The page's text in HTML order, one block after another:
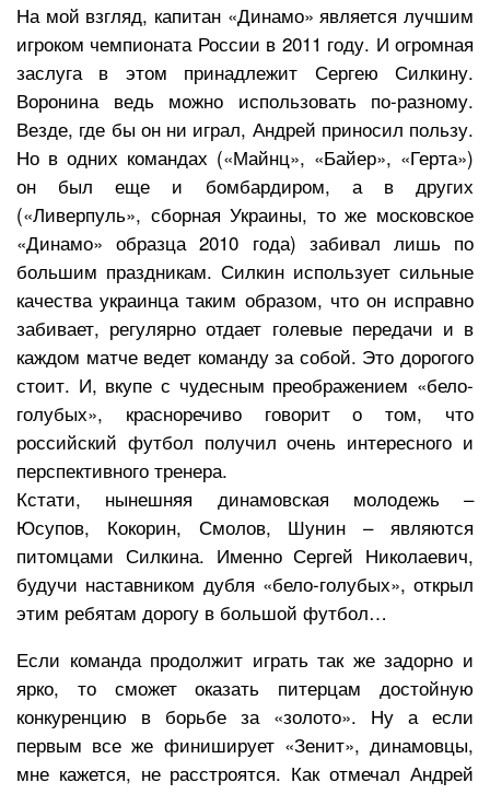
На мой взгляд, капитан «Динамо» является лучшим
игроком чемпионата России в 2011 году. И огромная
заслуга в этом принадлежит Сергею Силкину.
Воронина ведь можно использовать по-разному.
Везде, где бы он ни играл, Андрей приносил пользу.
Но в одних командах («Майнц», «Байер», «Герта»)
он был еще и бомбардиром, а в других
(«Ливерпуль», сборная Украины, то же московское
«Динамо» образца 2010 года) забивал лишь по
большим праздникам. Силкин использует сильные
качества украинца таким образом, что он исправно
забивает, регулярно отдает голевые передачи и в
каждом матче ведет команду за собой. Это дорогого
стоит. И, вкупе с чудесным преображением «бело-
голубых», красноречиво говорит о том, что
российский футбол получил очень интересного и
перспективного тренера.
Кстати, нынешняя динамовская молодежь –
Юсупов, Кокорин, Смолов, Шунин – являются
питомцами Силкина. Именно Сергей Николаевич,
будучи наставником дубля «бело-голубых», открыл
этим ребятам дорогу в большой футбол…
Если команда продолжит играть так же задорно и
ярко, то сможет оказать питерцам достойную
конкуренцию в борьбе за «золото». Ну а если
первым все же финиширует «Зенит», динамовцы,
мне кажется, не расстроятся. Как отмечал Андрей